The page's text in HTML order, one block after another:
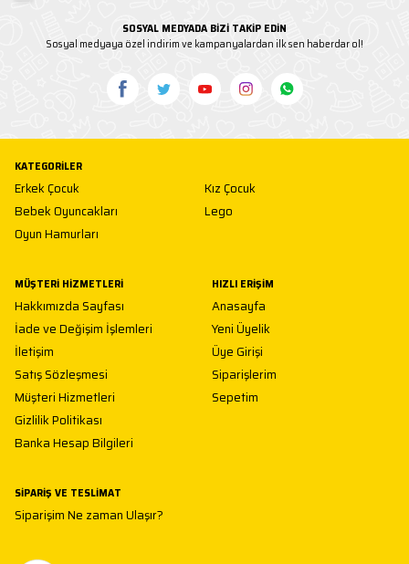
SOSYAL MEDYADA BİZİ TAKİP EDİN
Sosyal medyaya özel indirim ve kampanyalardan ilk sen haberdar ol!
KATEGORILER
Erkek Çocuk
Kız Çocuk
Bebek Oyuncakları
Lego
Oyun Hamurları
MÜŞTERI HIZMETLERI
Hakkımızda Sayfası
İade ve Değişim İşlemleri
İletişim
Satış Sözleşmesi
Müşteri Hizmetleri
Gizlilik Politikası
Banka Hesap Bilgileri
HIZLI ERIŞIM
Anasayfa
Yeni Üyelik
Üye Girişi
Siparişlerim
Sepetim
SIPARIŞ VE TESLIMAT
Siparişim Ne zaman Ulaşır?